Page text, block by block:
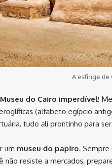
A esfinge de
Museu do Cairo imperdível!
(alfabeto egípcio
tudo ali prontinho para
um museu do papiro.
não resiste a mercados,